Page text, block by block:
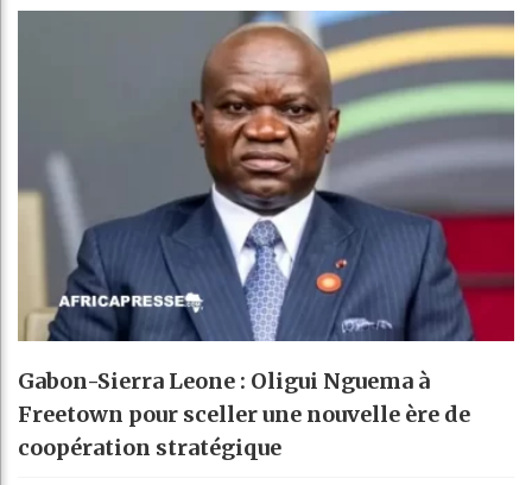
Gabon-Sierra Leone : Oligui Nguema à
Freetown pour sceller une nouvelle ère de
coopération stratégique